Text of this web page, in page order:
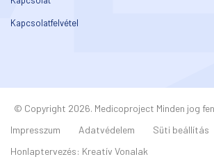
Kapcsolatfelvétel
© Copyright 2026. Medicoproject Minden jog
Impresszum
Adatvédelem
Süti beállítás
Honlaptervezés: Kreatív Vonalak